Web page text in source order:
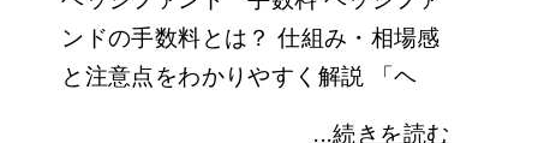
ンドの手数料とは？ 仕組み・相場感
と注意点をわかりやすく解説 「ヘ
...続きを読む